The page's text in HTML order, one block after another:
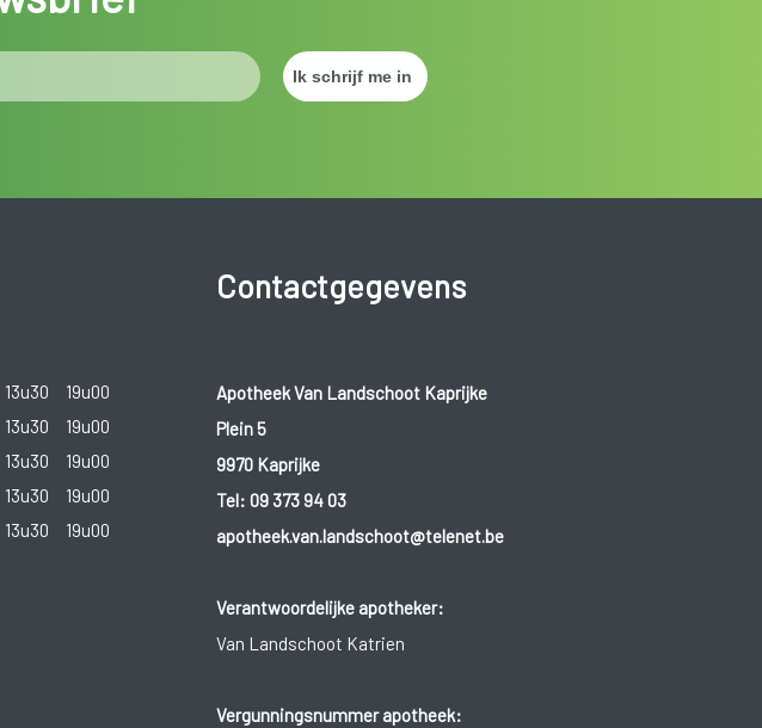
13u30
19u00
13u30
19u00
13u30
19u00
13u30
19u00
13u30
19u00
Contactgegevens
Apotheek Van Landschoot Kaprijke
Plein 5
9970 Kaprijke
Tel: 09 373 94 03
apotheek.van.landschoot@telenet.be
Verantwoordelijke apotheker:
Van Landschoot Katrien
Vergunningsnummer apotheek: